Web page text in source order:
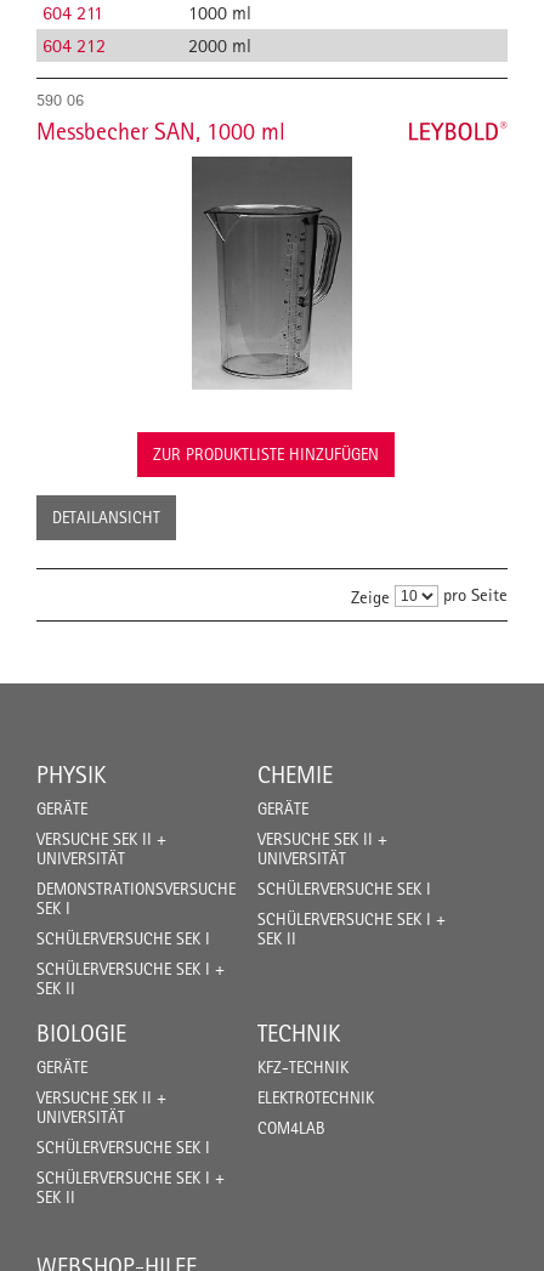
604 211
1000 ml
604 212
2000 ml
590 06
Messbecher SAN, 1000 ml
ZUR PRODUKTLISTE HINZUFÜGEN
DETAILANSICHT
Zeige pro Seite
PHYSIK
GERÄTE
VERSUCHE SEK II +
UNIVERSITÄT
DEMONSTRATIONSVERSUCHE
SEK I
SCHÜLERVERSUCHE SEK I
SCHÜLERVERSUCHE SEK I +
SEK II
CHEMIE
GERÄTE
VERSUCHE SEK II +
UNIVERSITÄT
SCHÜLERVERSUCHE SEK I
SCHÜLERVERSUCHE SEK I +
SEK II
BIOLOGIE
GERÄTE
VERSUCHE SEK II +
UNIVERSITÄT
SCHÜLERVERSUCHE SEK I
SCHÜLERVERSUCHE SEK I +
SEK II
TECHNIK
KFZ-TECHNIK
ELEKTROTECHNIK
COM4LAB